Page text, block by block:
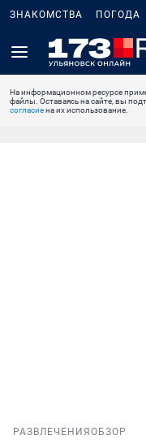
ЗНАКОМСТВА ПОГОДА
На информационном ресурсе
файлы. Оставаясь на сайте, вы
согласиена их использование.
РАЗВЛЕЧЕНИЯ ОБЗОР